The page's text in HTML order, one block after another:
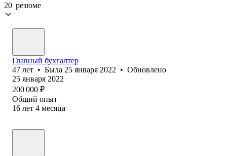
20 резюме
Главный бухгалтер
47 лет • Была 25 января 2022 • Обновлено
25 января 2022
200 000 ₽
Общий опыт
16 лет 4 месяца